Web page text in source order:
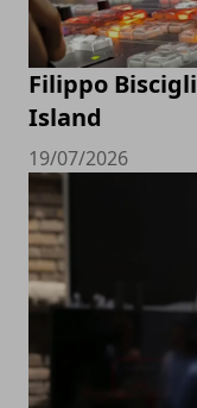
Filippo
Island
19/07/2026